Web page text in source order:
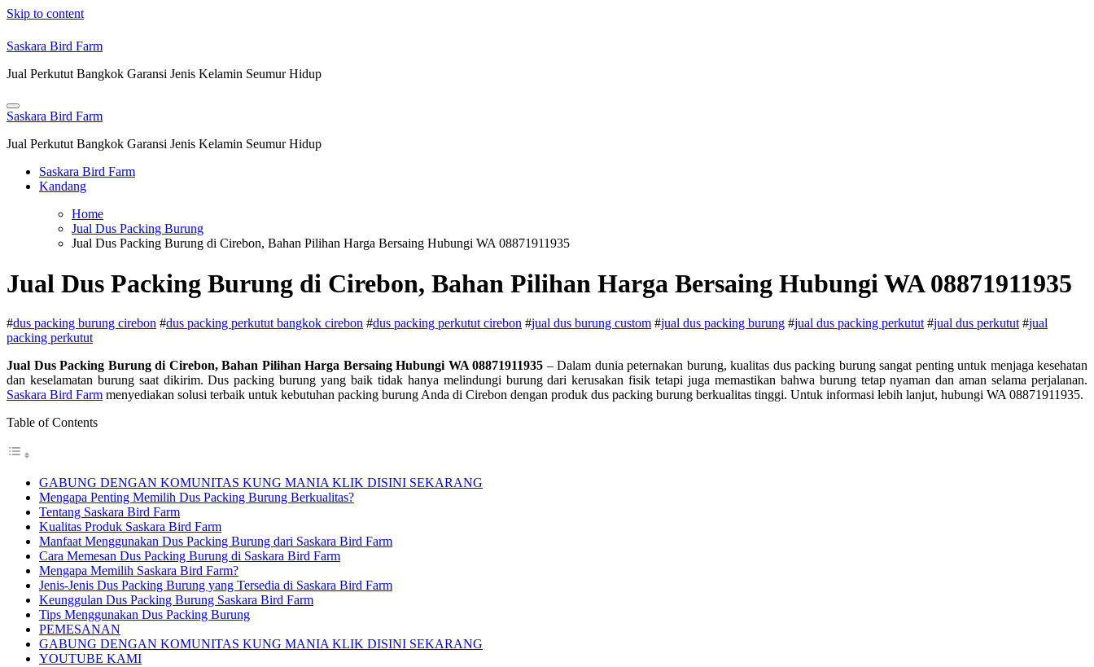
Skip to content
Saskara Bird Farm
Jual Perkutut Bangkok Garansi Jenis Kelamin Seumur Hidup
Saskara Bird Farm
Jual Perkutut Bangkok Garansi Jenis Kelamin Seumur Hidup
Saskara Bird Farm
Kandang
Home
Jual Dus Packing Burung
Jual Dus Packing Burung di Cirebon, Bahan Pilihan Harga Bersaing Hubungi WA 08871911935
Jual Dus Packing Burung di Cirebon, Bahan Pilihan Harga Bersaing Hubungi WA 08871911935
#dus packing burung cirebon #dus packing perkutut bangkok cirebon #dus packing perkutut cirebon #jual dus burung custom #jual dus packing burung #jual dus packing perkutut #jual dus perkutut #jual
packing perkutut
Jual Dus Packing Burung di Cirebon, Bahan Pilihan Harga Bersaing Hubungi WA 08871911935 – Dalam dunia peternakan burung, kualitas dus packing burung sangat penting untuk menjaga kesehatan
dan keselamatan burung saat dikirim. Dus packing burung yang baik tidak hanya melindungi burung dari kerusakan fisik tetapi juga memastikan bahwa burung tetap nyaman dan aman selama perjalanan.
Saskara Bird Farm menyediakan solusi terbaik untuk kebutuhan packing burung Anda di Cirebon dengan produk dus packing burung berkualitas tinggi. Untuk informasi lebih lanjut, hubungi WA 08871911935.
Table of Contents
GABUNG DENGAN KOMUNITAS KUNG MANIA KLIK DISINI SEKARANG
Mengapa Penting Memilih Dus Packing Burung Berkualitas?
Tentang Saskara Bird Farm
Kualitas Produk Saskara Bird Farm
Manfaat Menggunakan Dus Packing Burung dari Saskara Bird Farm
Cara Memesan Dus Packing Burung di Saskara Bird Farm
Mengapa Memilih Saskara Bird Farm?
Jenis-Jenis Dus Packing Burung yang Tersedia di Saskara Bird Farm
Keunggulan Dus Packing Burung Saskara Bird Farm
Tips Menggunakan Dus Packing Burung
PEMESANAN
GABUNG DENGAN KOMUNITAS KUNG MANIA KLIK DISINI SEKARANG
YOUTUBE KAMI